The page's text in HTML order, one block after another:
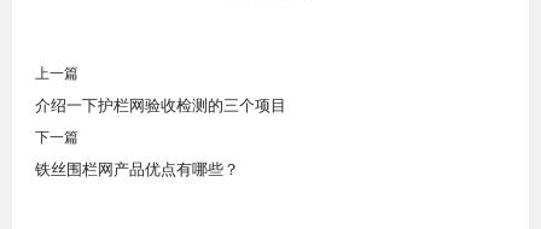
上一篇
介绍一下护栏网验收检测的三个项目
下一篇
铁丝围栏网产品优点有哪些？